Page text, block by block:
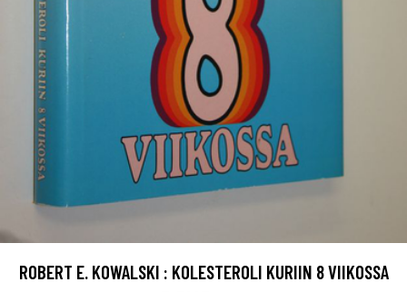
ROBERT E. KOWALSKI : KOLESTEROLI KURIIN 8 VIIKOSSA